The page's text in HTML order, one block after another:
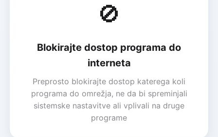
🚫
Blokirajte dostop programa do
interneta
Preprosto blokirajte dostop katerega koli
programa do omrežja, ne da bi spreminjali
sistemske nastavitve ali vplivali na druge
programe